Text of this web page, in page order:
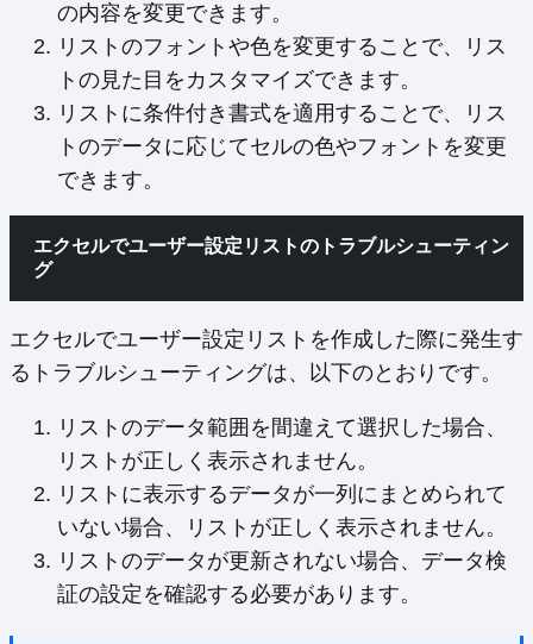
の内容を変更できます。
リストのフォントや色を変更することで、リス
トの見た目をカスタマイズできます。
リストに条件付き書式を適用することで、リス
トのデータに応じてセルの色やフォントを変更
できます。
エクセルでユーザー設定リストのトラブルシューティン
グ
エクセルでユーザー設定リストを作成した際に発生す
るトラブルシューティングは、以下のとおりです。
リストのデータ範囲を間違えて選択した場合、
リストが正しく表示されません。
リストに表示するデータが一列にまとめられて
いない場合、リストが正しく表示されません。
リストのデータが更新されない場合、データ検
証の設定を確認する必要があります。